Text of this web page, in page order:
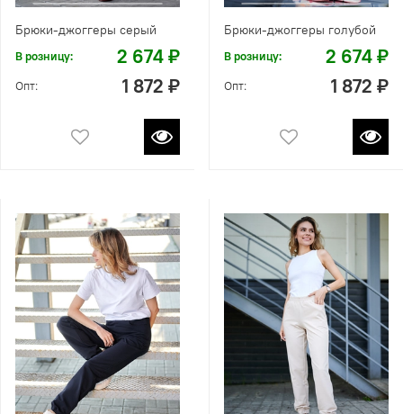
Брюки-джоггеры серый
В розницу: 2 674 ₽
Опт: 1 872 ₽
Брюки-джоггеры голубой
В розницу: 2 674 ₽
Опт: 1 872 ₽